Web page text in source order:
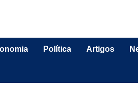
Política Artigos